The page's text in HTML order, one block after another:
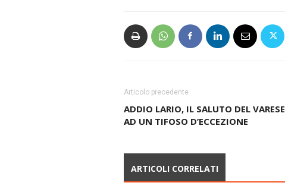
Articolo precedente
ADDIO LARIO, IL SALUTO DEL VARESE
AD UN TIFOSO D’ECCEZIONE
ARTICOLI CORRELATI